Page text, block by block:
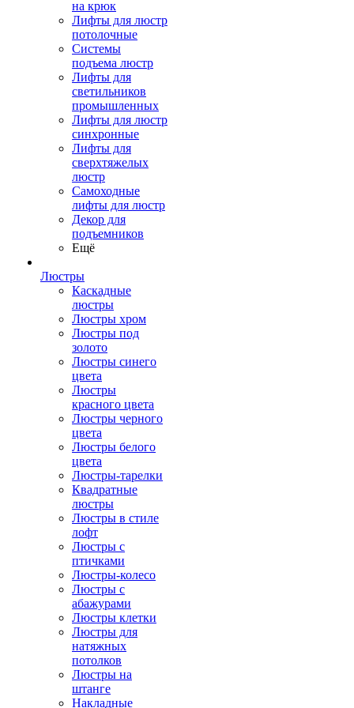
на крюк
Лифты для люстр
потолочные
Системы
подъема люстр
Лифты для
светильников
промышленных
Лифты для люстр
синхронные
Лифты для
сверхтяжелых
люстр
Самоходные
лифты для люстр
Декор для
подъемников
Ещё
Люстры
Каскадные
люстры
Люстры хром
Люстры под
золото
Люстры синего
цвета
Люстры
красного цвета
Люстры черного
цвета
Люстры белого
цвета
Люстры-тарелки
Квадратные
люстры
Люстры в стиле
лофт
Люстры с
птичками
Люстры-колесо
Люстры с
абажурами
Люстры клетки
Люстры для
натяжных
потолков
Люстры на
штанге
Накладные